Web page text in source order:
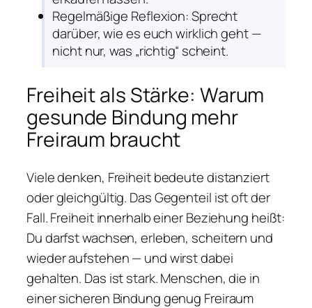
Regelmäßige Reflexion: Sprecht
darüber, wie es euch wirklich geht —
nicht nur, was „richtig“ scheint.
Freiheit als Stärke: Warum
gesunde Bindung mehr
Freiraum braucht
Viele denken, Freiheit bedeute distanziert
oder gleichgültig. Das Gegenteil ist oft der
Fall. Freiheit innerhalb einer Beziehung heißt:
Du darfst wachsen, erleben, scheitern und
wieder aufstehen — und wirst dabei
gehalten. Das ist stark. Menschen, die in
einer sicheren Bindung genug Freiraum